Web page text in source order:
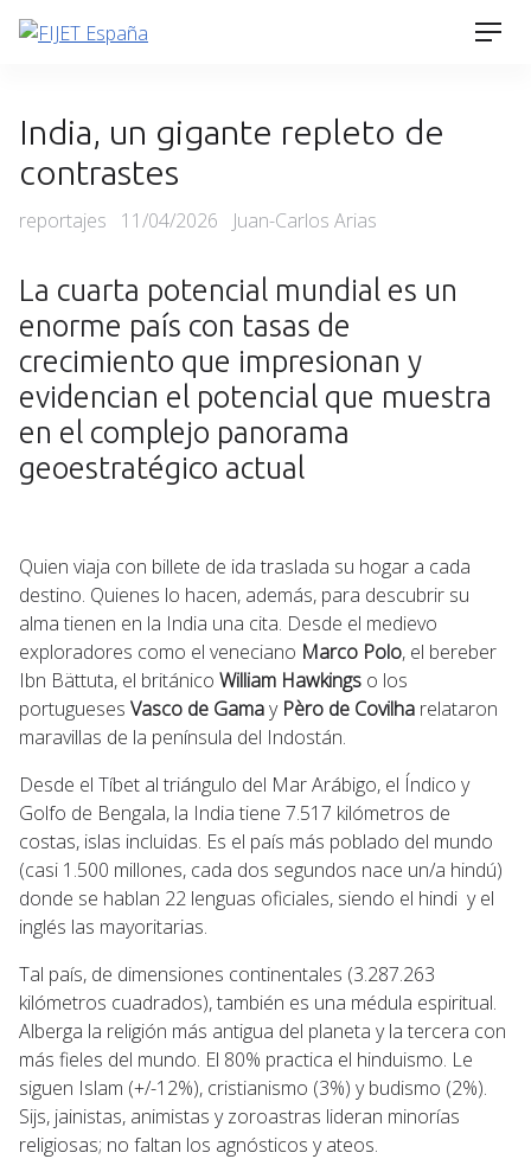
Skip
India, un gigante repleto de
contrastes
Categories
reportajes
Posted
11/04/2026 Juan-Carlos Arias
La cuarta potencial mundial es un
enorme país con tasas de
crecimiento que impresionan y
evidencian el potencial que muestra
en el complejo panorama
geoestratégico actual
Quien viaja con billete de ida traslada su hogar a cada
destino. Quienes lo hacen, además, para descubrir su
alma tienen en la India una cita. Desde el medievo
exploradores como el veneciano Marco Polo, el bereber
Ibn Bättuta, el británico William Hawkings o los
portugueses Vasco de Gamay Pèro de Covilha relataron
maravillas de la península del Indostán.
Desde el Tíbet al triángulo del Mar Arábigo, el Índico y
Golfo de Bengala, la India tiene 7.517 kilómetros de
costas, islas incluidas. Es el país más poblado del mundo
(casi 1.500 millones, cada dos segundos nace un/a hindú)
donde se hablan 22 lenguas oficiales, siendo el hindi y el
inglés las mayoritarias.
Tal país, de dimensiones continentales (3.287.263
kilómetros cuadrados), también es una médula espiritual.
Alberga la religión más antigua del planeta y la tercera con
más fieles del mundo. El 80% practica el hinduismo. Le
siguen Islam (+/-12%), cristianismo (3%) y budismo (2%).
Sijs, jainistas, animistas y zoroastras lideran minorías
religiosas; no faltan los agnósticos y ateos.